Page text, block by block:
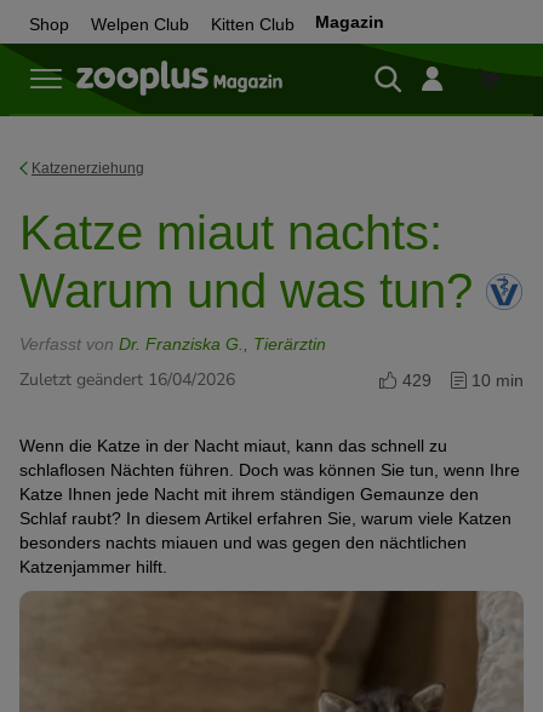
Shop Welpen Club Kitten Club Magazin
Zum
Katzenerziehung
Katze miaut nachts:
Warum und was tun?
Verfasst von Dr. Franziska G., Tierärztin
Zuletzt geändert 16/04/2026 429 10 min
Wenn die Katze in der Nacht miaut, kann das schnell zu
schlaflosen Nächten führen. Doch was können Sie tun, wenn Ihre
Katze Ihnen jede Nacht mit ihrem ständigen Gemaunze den
Schlaf raubt? In diesem Artikel erfahren Sie, warum viele Katzen
besonders nachts miauen und was gegen den nächtlichen
Katzenjammer hilft.